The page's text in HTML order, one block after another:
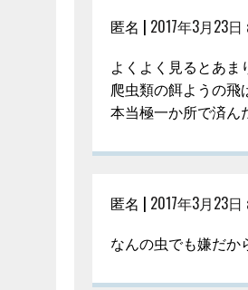
匿名 | 2017年3月23日
よくよく見るとあ
爬虫類の餌ようの飛
本当極一か所で済ん
匿名 | 2017年3月23日
なんの虫でも嫌だか